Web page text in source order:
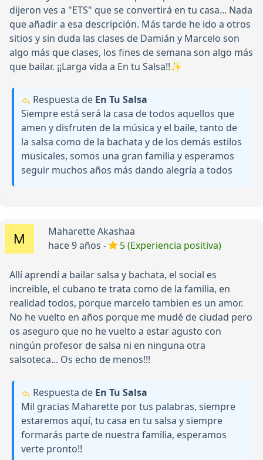
dijeron ves a "ETS" que se convertirá en tu casa... Nada
que añadir a esa descripción. Más tarde he ido a otros
sitios y sin duda las clases de Damián y Marcelo son
algo más que clases, los fines de semana son algo más
que bailar. ¡¡Larga vida a En tu Salsa!!✨
Respuesta de En Tu Salsa
Siempre está será la casa de todos aquellos que
amen y disfruten de la música y el baile, tanto de
la salsa como de la bachata y de los demás estilos
musicales, somos una gran familia y esperamos
seguir muchos años más dando alegría a todos
Maharette Akashaa
hace 9 años -
5 (Experiencia positiva)
Allí aprendí a bailar salsa y bachata, el social es
increible, el cubano te trata como de la familia, en
realidad todos, porque marcelo tambien es un amor.
No he vuelto en años porque me mudé de ciudad pero
os aseguro que no he vuelto a estar agusto con
ningún profesor de salsa ni en ninguna otra
salsoteca... Os echo de menos!!!
Respuesta de En Tu Salsa
Mil gracias Maharette por tus palabras, siempre
estaremos aquí, tu casa en tu salsa y siempre
formarás parte de nuestra familia, esperamos
verte pronto!!